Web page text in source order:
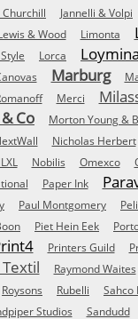
Churchill Jannelli & Volpi
& Wood Limonta
Lorca Loymina
Marburg
Merci
Co Morton Young &
Nicholas Herbert
Nobilis Omexco
Paper Ink
Paul Montgomery
Piet Hein Eek
Printers Guild
Textil Raymond Waites
Roysons Rubelli Sahco
Studios Sandudd